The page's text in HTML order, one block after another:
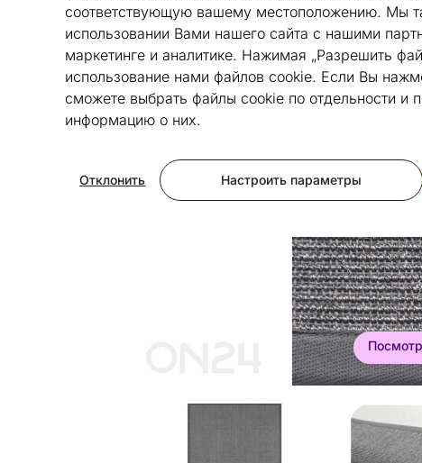
соответствующую вашему местоположению. Мы
использовании Вами нашего сайта с нашими
маркетинге и аналитике. Нажимая „Разрешить
использование нами файлов cookie. Если Вы
сможете выбрать файлы cookie по отдельности и
информацию о них.
Настроить параметры
Отклонить